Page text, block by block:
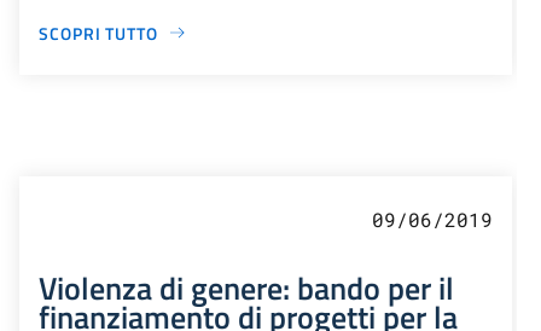
SCOPRI TUTTO
09/06/2019
Violenza di genere: bando per il
finanziamento di progetti per la